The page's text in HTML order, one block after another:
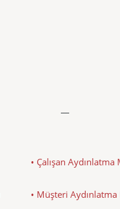
• Çalışan Aydınlatma
• Müşteri